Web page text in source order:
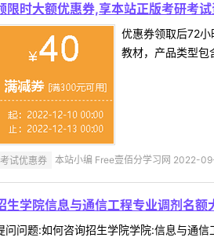
限时大额优惠券,享本站正版考研考
优惠券领取后72
教材，产品类型包
考试优惠券 本站小编 Free壹佰分学习网 2022-
生学院信息与通信工程专业调剂名
问问题:如何咨询招生学院学院:信息与通